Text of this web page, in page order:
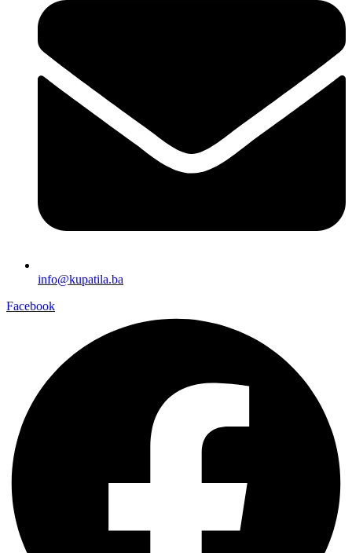
info@kupatila.ba
Facebook